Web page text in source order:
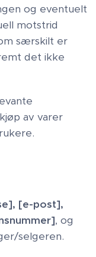
og eventuelt
motstrid
særskilt er
det ikke
av varer
[e-post],
, og
selgeren.